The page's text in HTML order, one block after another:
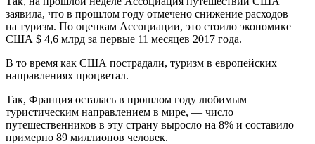
заявила, что в прошлом году отмечено снижение расходов
на туризм. По оценкам Ассоциации, это стоило экономике
США $ 4,6 млрд за первые 11 месяцев 2017 года.
В то время как США пострадали, туризм в европейских
направлениях процветал.
Так, Франция осталась в прошлом году любимым
туристическим направлением в мире, — число
путешественников в эту страну выросло на 8% и составило
примерно 89 миллионов человек.